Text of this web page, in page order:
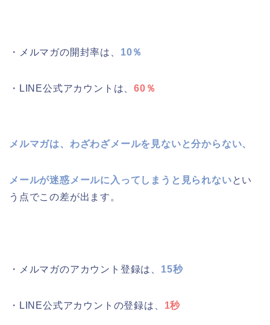
・メルマガの開封率は、 10％
・LINE公式アカウントは、60％
メルマガは、わざわざメールを見ないと分からない、
メールが迷惑メールに入ってしまうと見られないとい
う点でこの差が出ます。
・メルマガのアカウント登録は、 15秒
・LINE公式アカウントの登録は、 1秒